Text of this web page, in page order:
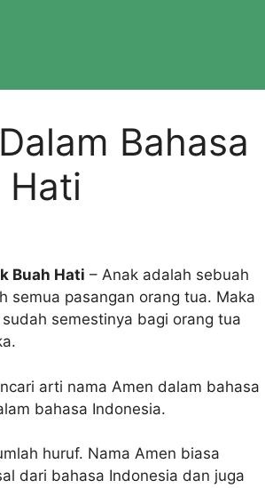
Bahasa
Hati
Buah Hati – Anak adalah sebuah
semua pasangan orang tua. Maka
semestinya bagi orang tua
arti nama Amen dalam bahasa
bahasa Indonesia.
huruf. Nama Amen biasa
dari bahasa Indonesia dan juga